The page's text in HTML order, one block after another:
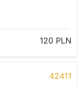
120 PLN
42411